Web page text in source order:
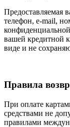
Предоставляемая
телефон, e-mail,
вашей кредитной
виде и не
Правила
При оплате
средствами не
правилами